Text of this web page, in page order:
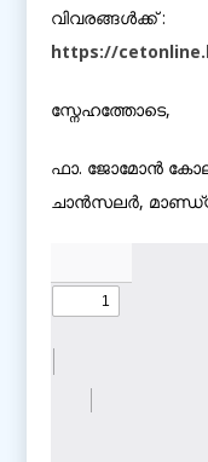
വിവരങ്ങൾക്ക് :
https://
സ്നേഹത്തോടെ,
ഫാ. ജോമോൻ
ചാൻസലർ,